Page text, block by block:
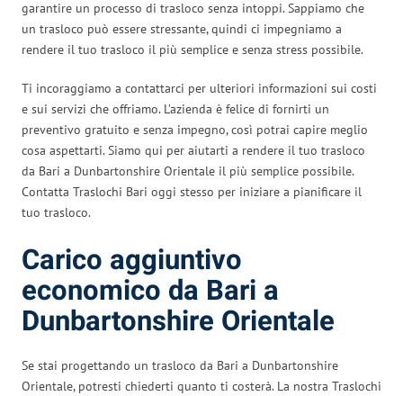
garantire un processo di trasloco senza intoppi. Sappiamo che
un trasloco può essere stressante, quindi ci impegniamo a
rendere il tuo trasloco il più semplice e senza stress possibile.
Ti incoraggiamo a contattarci per ulteriori informazioni sui costi
e sui servizi che offriamo. L’azienda è felice di fornirti un
preventivo gratuito e senza impegno, così potrai capire meglio
cosa aspettarti. Siamo qui per aiutarti a rendere il tuo trasloco
da Bari a Dunbartonshire Orientale il più semplice possibile.
Contatta Traslochi Bari oggi stesso per iniziare a pianificare il
tuo trasloco.
Carico aggiuntivo
economico da Bari a
Dunbartonshire Orientale
Se stai progettando un trasloco da Bari a Dunbartonshire
Orientale, potresti chiederti quanto ti costerà. La nostra Traslochi